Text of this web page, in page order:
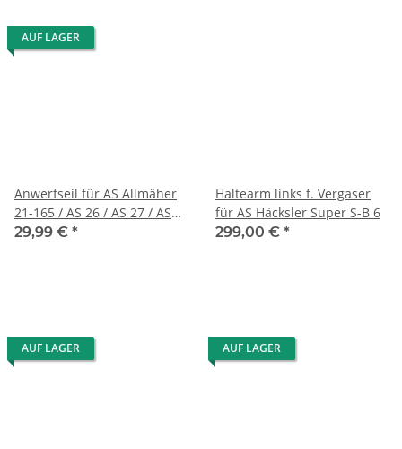
AUF LAGER
Anwerfseil für AS Allmäher
21-165 / AS 26 / AS 27 / AS
45 / AS 53/21 AH8/28-3 usw.
29,99 € *
Haltearm links f. Vergaser
für AS Häcksler Super S-B 6
299,00 € *
AUF LAGER AUF LAGER